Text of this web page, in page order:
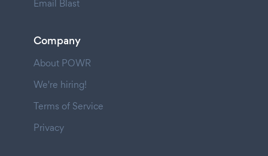
Email Blast
Company
About POWR
We're hiring!
Terms of Service
Privacy